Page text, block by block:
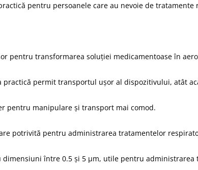
pentru persoanele care au nevoie de
pentru transformarea soluției medicamentoase în
permit transportul ușor al dispozitivului, atât
pentru manipulare și transport mai comod.
potrivită pentru administrarea tratamentelor
între 0.5 și 5 μm, utile pentru